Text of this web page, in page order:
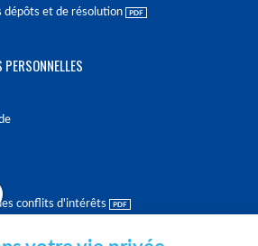
dépôts et de résolution
conflits d'intérêts